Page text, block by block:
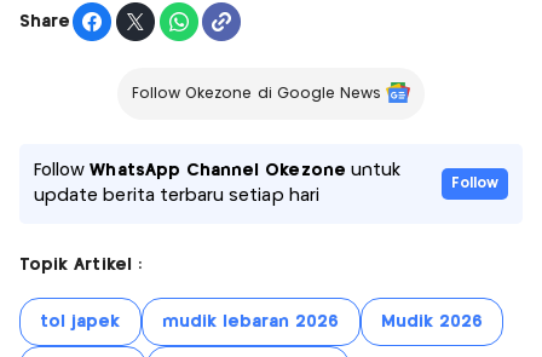
Share
Follow Okezone di Google News
FollowWhatsApp Channel Okezone untuk
update berita terbaru setiap hari
Follow
Topik Artikel :
tol japek mudik lebaran 2026 Mudik 2026